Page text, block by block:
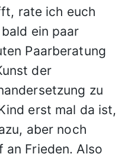
rate ich euch
ein paar
Paarberatung
der
zu
erst mal da ist,
aber noch
an Frieden. Also